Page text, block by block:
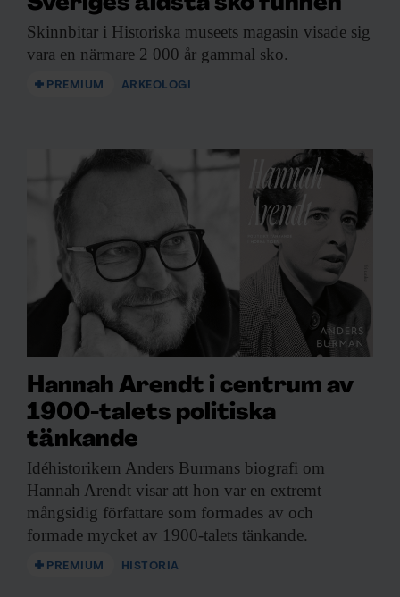
Skinnbitar i Historiska museets magasin visade sig
vara en närmare 2 000 år gammal sko.
PREMIUM ARKEOLOGI
Hannah Arendt i centrum av
1900-talets politiska
tänkande
Idéhistorikern Anders Burmans biografi om
Hannah Arendt visar att hon var en extremt
mångsidig författare som formades av och
formade mycket av 1900-talets tänkande.
PREMIUM HISTORIA